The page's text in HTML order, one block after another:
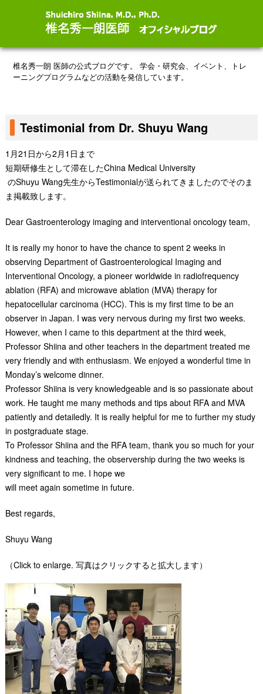
椎名秀一朗 医師の公式ブログです。
学会・研究会、イベント、トレ
ーニングプログラムなどの活動を発信しています。
Testimonial from Dr. Shuyu Wang
1月21日から2月1日まで
短期研修生として滞在したChina Medical University
のShuyu Wang先生からTestimonialが送られてきましたのでそのま
ま掲載致します。
Dear Gastroenterology imaging and interventional oncology team,
It is really my honor to have the chance to spent 2 weeks in
observing Department of Gastroenterological Imaging and
Interventional Oncology, a pioneer worldwide in radiofrequency
ablation (RFA) and microwave ablation (MVA) therapy for
hepatocellular carcinoma (HCC). This is my first time to be an
observer in Japan. I was very nervous during my first two weeks.
However, when I came to this department at the third week,
Professor Shiina and other teachers in the department treated me
very friendly and with enthusiasm. We enjoyed a wonderful time in
Monday’s welcome dinner.
Professor Shiina is very knowledgeable and is so passionate about
work. He taught me many methods and tips about RFA and MVA
patiently and detailedly. It is really helpful for me to further my study
in postgraduate stage.
To Professor Shiina and the RFA team, thank you so much for your
kindness and teaching, the observership during the two weeks is
very significant to me. I hope we
will meet again sometime in future.
Best regards,
Shuyu Wang
（Click to enlarge. 写真はクリックすると拡大します）